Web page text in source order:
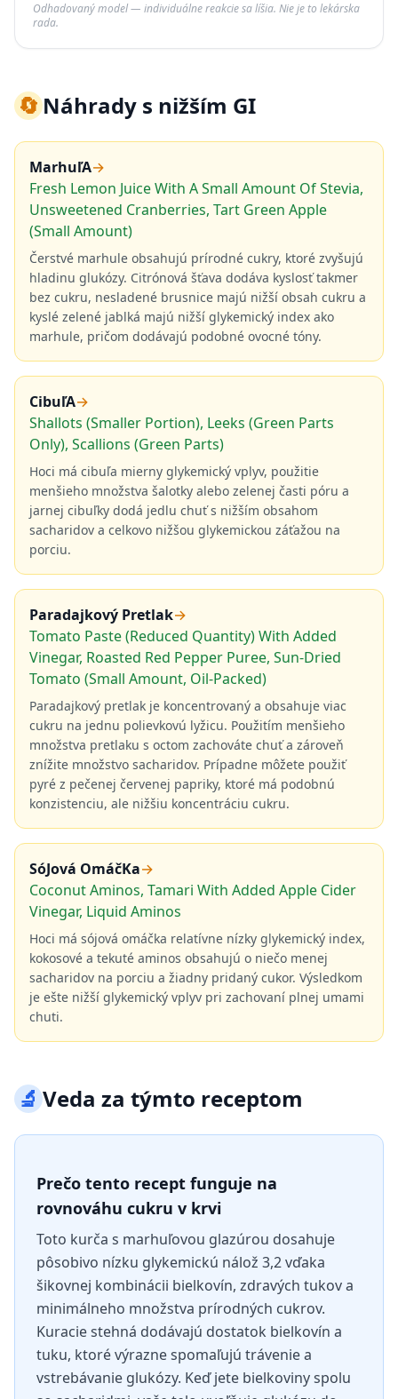
Odhadovaný model — individuálne reakcie sa líšia. Nie je to lekárska
rada.
🔄Náhrady s nižším GI
MarhuľA→
Fresh Lemon Juice With A Small Amount Of Stevia,
Unsweetened Cranberries, Tart Green Apple
(Small Amount)
Čerstvé marhule obsahujú prírodné cukry, ktoré zvyšujú
hladinu glukózy. Citrónová šťava dodáva kyslosť takmer
bez cukru, nesladené brusnice majú nižší obsah cukru a
kyslé zelené jablká majú nižší glykemický index ako
marhule, pričom dodávajú podobné ovocné tóny.
CibuľA→
Shallots (Smaller Portion), Leeks (Green Parts
Only), Scallions (Green Parts)
Hoci má cibuľa mierny glykemický vplyv, použitie
menšieho množstva šalotky alebo zelenej časti póru a
jarnej cibuľky dodá jedlu chuť s nižším obsahom
sacharidov a celkovo nižšou glykemickou záťažou na
porciu.
Paradajkový Pretlak→
Tomato Paste (Reduced Quantity) With Added
Vinegar, Roasted Red Pepper Puree, Sun-Dried
Tomato (Small Amount, Oil-Packed)
Paradajkový pretlak je koncentrovaný a obsahuje viac
cukru na jednu polievkovú lyžicu. Použitím menšieho
množstva pretlaku s octom zachováte chuť a zároveň
znížite množstvo sacharidov. Prípadne môžete použiť
pyré z pečenej červenej papriky, ktoré má podobnú
konzistenciu, ale nižšiu koncentráciu cukru.
SóJová OmáčKa→
Coconut Aminos, Tamari With Added Apple Cider
Vinegar, Liquid Aminos
Hoci má sójová omáčka relatívne nízky glykemický index,
kokosové a tekuté aminos obsahujú o niečo menej
sacharidov na porciu a žiadny pridaný cukor. Výsledkom
je ešte nižší glykemický vplyv pri zachovaní plnej umami
chuti.
🔬Veda za týmto receptom
Prečo tento recept funguje na
rovnováhu cukru v krvi
Toto kurča s marhuľovou glazúrou dosahuje
pôsobivo nízku glykemickú nálož 3,2 vďaka
šikovnej kombinácii bielkovín, zdravých tukov a
minimálneho množstva prírodných cukrov.
Kuracie stehná dodávajú dostatok bielkovín a
tuku, ktoré výrazne spomaľujú trávenie a
vstrebávanie glukózy. Keď jete bielkoviny spolu